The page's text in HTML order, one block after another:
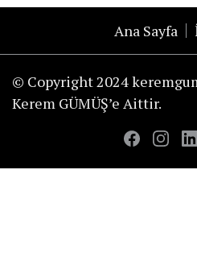
Ana Sayfa
© Copyright 2024
Kerem GÜMÜŞ’e Aittir.